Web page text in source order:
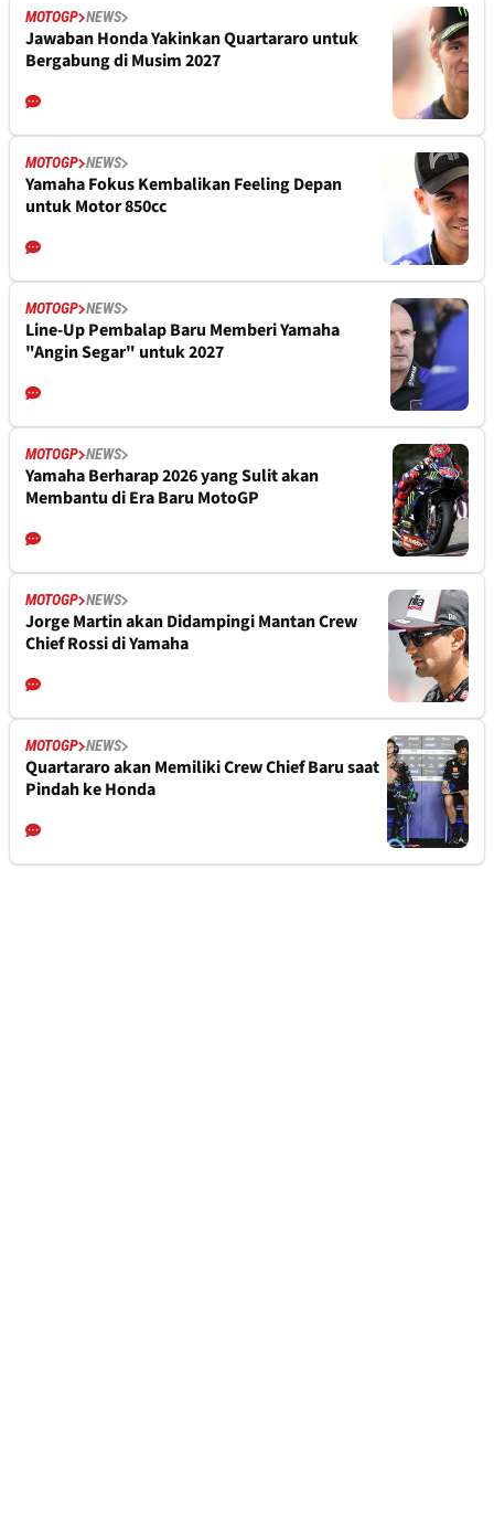
MOTOGP NEWS
Jawaban Honda Yakinkan Quartararo untuk
Bergabung di Musim 2027
MOTOGP NEWS
Yamaha Fokus Kembalikan Feeling Depan
untuk Motor 850cc
MOTOGP NEWS
Line-Up Pembalap Baru Memberi Yamaha
"Angin Segar" untuk 2027
MOTOGP NEWS
Yamaha Berharap 2026 yang Sulit akan
Membantu di Era Baru MotoGP
MOTOGP NEWS
Jorge Martin akan Didampingi Mantan Crew
Chief Rossi di Yamaha
MOTOGP NEWS
Quartararo akan Memiliki Crew Chief Baru saat
Pindah ke Honda